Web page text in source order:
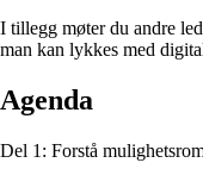
I tillegg møter du andre
man kan lykkes med
Agenda
Del 1: Forstå